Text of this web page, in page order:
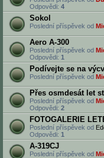
Odpovědi: 4
Sokol
Poslední příspěvek od
Aero A-300
Poslední příspěvek od
Odpovědi: 1
Podívejte se na
Poslední příspěvek od
Přes osmdesát let
Poslední příspěvek od
Odpovědi: 2
FOTOGALERIE
Poslední příspěvek od
Odpovědi: 1
A-319CJ
Poslední příspěvek od